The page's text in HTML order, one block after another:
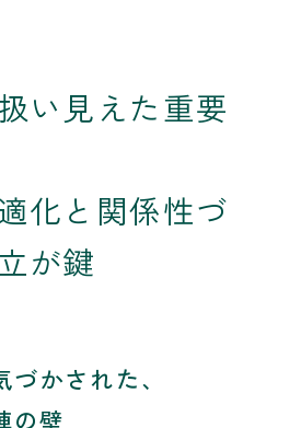
い見えた重要
化と関係性づ
が鍵
かされた、
の壁